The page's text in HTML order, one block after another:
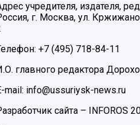
учредителя, издателя,
г. Москва, ул.
+7 (495) 718-84-11
главного редактора
mail: info@ussuriysk-news.ru
сайта – INFOROS